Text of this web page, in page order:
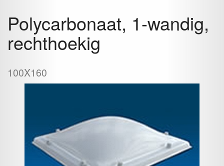
Polycarbonaat, 1-wandig,
rechthoekig
100X160